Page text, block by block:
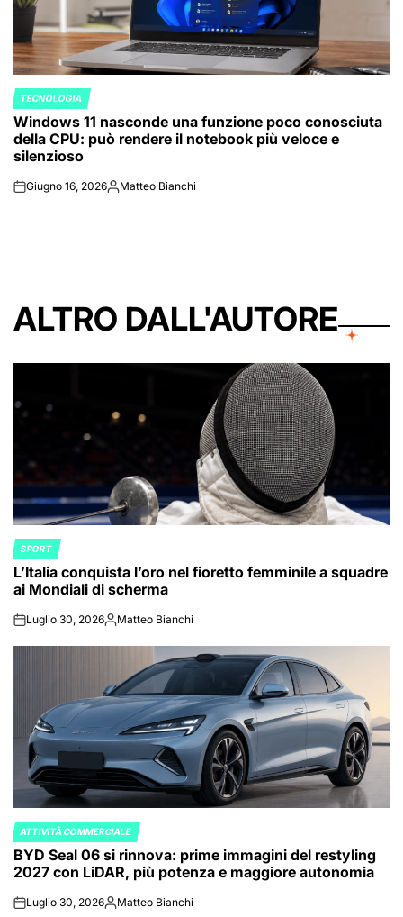
POSTED
IN
TECNOLOGIA
Windows 11 nasconde una funzione poco conosciuta
della CPU: può rendere il notebook più veloce e
silenzioso
onGiugno 16, 2026Posted
Matteo Bianchi
ALTRO DALL'AUTORE
POSTED
IN
SPORT
L’Italia conquista l’oro nel fioretto femminile a squadre
ai Mondiali di scherma
onLuglio 30, 2026Posted
Matteo Bianchi
POSTED
IN
ATTIVITÀ COMMERCIALE
BYD Seal 06 si rinnova: prime immagini del restyling
2027 con LiDAR, più potenza e maggiore autonomia
onLuglio 30, 2026Posted
Matteo Bianchi